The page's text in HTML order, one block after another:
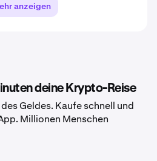
anzeigen
deine Krypto-Reise
Geldes. Kaufe schnell und
Millionen Menschen